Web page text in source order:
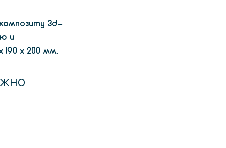
3d-
и
x 200 мм.